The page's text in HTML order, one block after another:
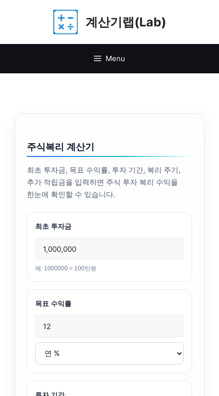
계산기랩(Lab)
Menu
주식복리 계산기
최초 투자금, 목표 수익률, 투자 기간, 복리 주기,
추가 적립금을 입력하면 주식 투자 복리 수익을
한눈에 확인할 수 있습니다.
최초 투자금
예: 1000000 = 100만원
목표 수익률